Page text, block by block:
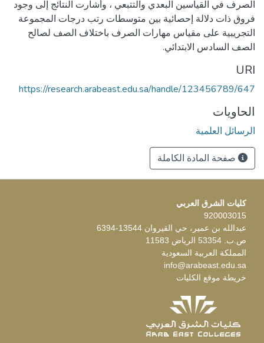
الصرف في القياسين البعدي والتتبعي ، وأشارت النتائج إلى وجود
فروق ذات دلالة إحصائية بين متوسطات رتب درجات المجموعة
التجريبية على مقياس مهارات الصرف باختلاف الصف لصالح
الصف السادس الابتدائي.
URI
https://research.arabeast.edu.sa/handle/123456789/647
الحاويات
الرسائل العلمية
صفحة المادة الكاملة
كليات الشرق العربي
920003015
عبدالله بن عمير، حي القيروان 13544-6394
ص.ب. 53354 الرياض 11583
المملكة العربية السعودية
info@arabeast.edu.sa
خريطة موقع الكليات